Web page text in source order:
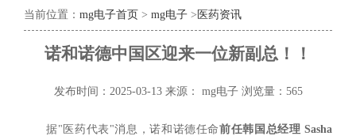
当前位置： mg电子首页 > mg电子 > 医药资讯
诺和诺德中国区迎来一位新副总！！
发布时间：2025-03-13 来源： mg电子 浏览量：565
据"医药代表"消息，诺和诺德任命前任韩国总经理 Sasha